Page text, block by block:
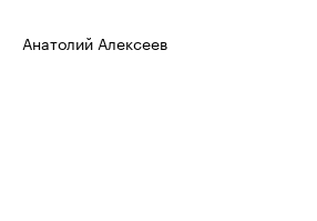
Анатолий Алексеев